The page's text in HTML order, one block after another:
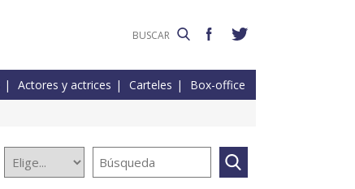
Actores y actrices Carteles Box-office